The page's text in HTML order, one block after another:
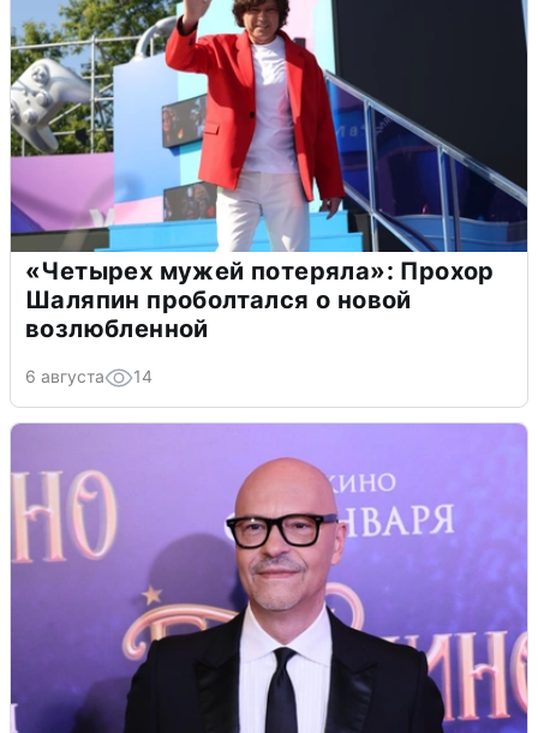
«Четырех мужей потеряла»: Прохор
Шаляпин проболтался о новой
возлюбленной
6 августа 14